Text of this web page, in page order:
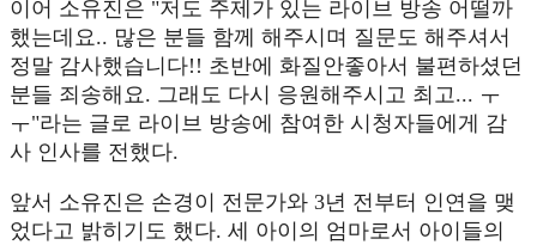
이어 소유진은 "저도 주제가 있는 라이브 방송 어떨까
했는데요.. 많은 분들 함께 해주시며 질문도 해주셔서
정말 감사했습니다!! 초반에 화질안좋아서 불편하셨던
분들 죄송해요. 그래도 다시 응원해주시고 최고... ㅜ
ㅜ"라는 글로 라이브 방송에 참여한 시청자들에게 감
사 인사를 전했다.
앞서 소유진은 손경이 전문가와 3년 전부터 인연을 맺
었다고 밝히기도 했다. 세 아이의 엄마로서 아이들의